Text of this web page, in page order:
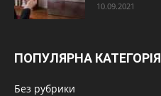
10.09.2021
ПОПУЛЯРНА КАТЕГОРІЯ
Без рубрики